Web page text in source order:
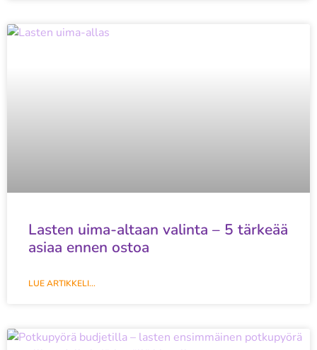
Lasten uima-altaan valinta – 5 tärkeää
asiaa ennen ostoa
LUE ARTIKKELI...